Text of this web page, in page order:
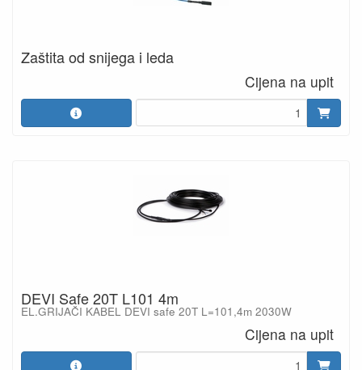
Zaštita od snijega i leda
Cijena na upit
DEVI Safe 20T L101 4m
EL.GRIJAČI KABEL DEVI safe 20T L=101,4m 2030W
Cijena na upit